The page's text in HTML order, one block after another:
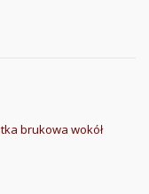
brukowa wokół